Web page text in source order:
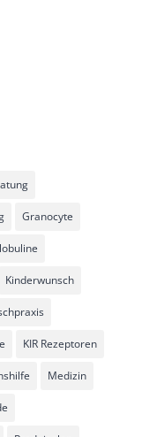
Granocyte
Kinderwunsch
KIR Rezeptoren
Medizin